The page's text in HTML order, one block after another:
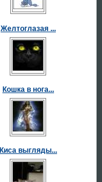
Желтоглазая ...
Кошка в нога...
Киса выгляды...